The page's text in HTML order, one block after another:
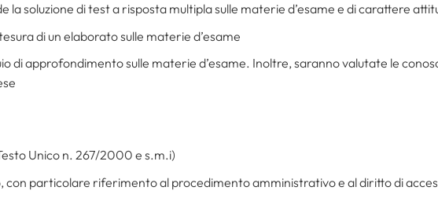
la soluzione di test a risposta multipla sulle materie d’esame e di carattere
di un elaborato sulle materie d’esame
di approfondimento sulle materie d’esame. Inoltre, saranno valutate le
Unico n. 267/2000 e s.m.i)
con particolare riferimento al procedimento amministrativo e al diritto di